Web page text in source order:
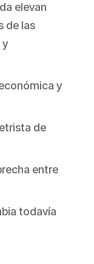
elevan
de las
y
y
de
entre
todavía